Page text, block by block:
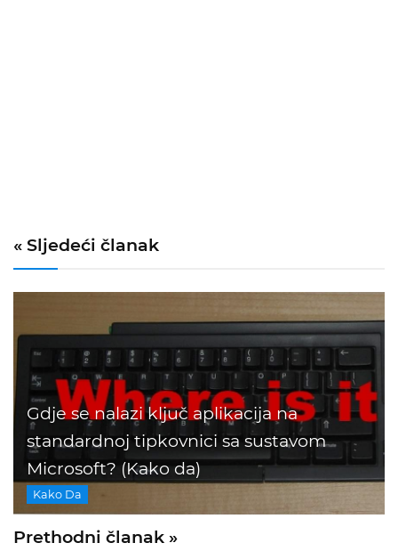
« Sljedeći članak
Gdje se nalazi ključ aplikacija na
standardnoj tipkovnici sa sustavom
Microsoft? (Kako da)
Kako Da
Prethodni članak »